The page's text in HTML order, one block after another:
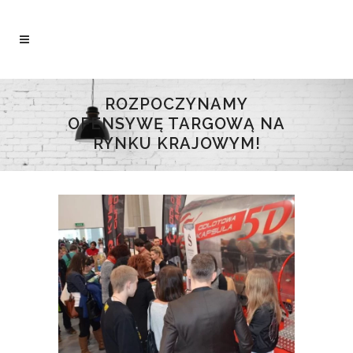
ROZPOCZYNAMY
OFENSYWĘ TARGOWĄ NA
RYNKU KRAJOWYM!